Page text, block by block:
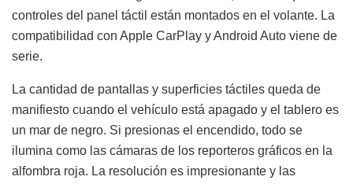
controles del panel táctil están montados en el volante. La
compatibilidad con Apple CarPlay y Android Auto viene de
serie.
La cantidad de pantallas y superficies táctiles queda de
manifiesto cuando el vehículo está apagado y el tablero es
un mar de negro. Si presionas el encendido, todo se
ilumina como las cámaras de los reporteros gráficos en la
alfombra roja. La resolución es impresionante y las